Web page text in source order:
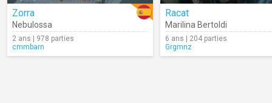
Zorra
Nebulossa
2 ans | 978 parties
cmmbarn
Racat
Marilina Bertoldi
6 ans | 204 parties
Grgmnz